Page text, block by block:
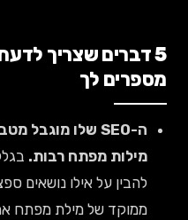
דברים שצריך לדעת
לך
מפתח רבות.בגלל שכל
על אילו נושאים ספציפיים
של מילת מפתח אחת או